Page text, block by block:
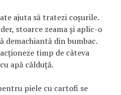
ajuta să tratezi coșurile.
stoarce zeama și aplic-o
demachiantă din bumbac.
timp de câteva
apă călduță.
piele cu cartofi se